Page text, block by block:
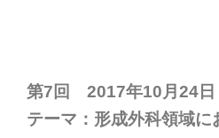
第7回 2017年10月24日
テーマ：形成外科領域